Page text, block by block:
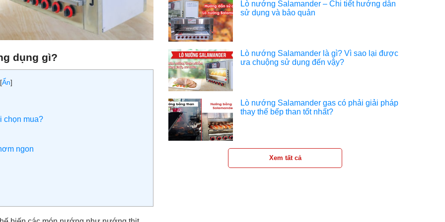
dụng gì?
[Ẩn]
chọn mua?
ngon
Lò nướng Salamander – Chi tiết hướng dẫn
sử dụng và bảo quản
Lò nướng Salamander là gì? Vì sao lại được
ưa chuộng sử dụng đến vậy?
Lò nướng Salamander gas có phải giải pháp
thay thế bếp than tốt nhất?
Xem tất cả